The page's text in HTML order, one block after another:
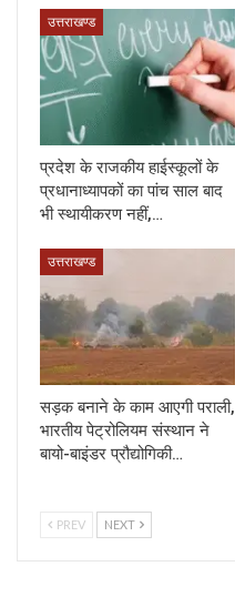
उत्तराखण्ड
प्रदेश के राजकीय हाईस्कूलों के
प्रधानाध्यापकों का पांच साल बाद
भी स्थायीकरण नहीं,…
उत्तराखण्ड
सड़क बनाने के काम आएगी पराली,
भारतीय पेट्रोलियम संस्थान ने
बायो-बाइंडर प्रौद्योगिकी…
PREV NEXT